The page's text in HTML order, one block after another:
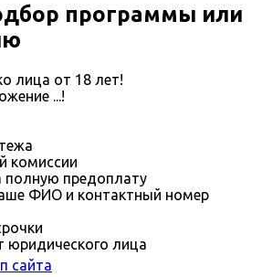
программы или
лица от 18 лет!
...!
комиссии
полную предоплату
ФИО и контактный номер
юридического лица